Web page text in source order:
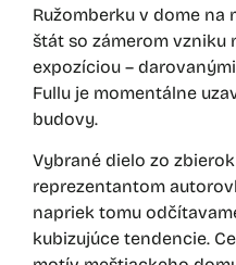
Ružomberku v dome na
štát so zámerom vzniku
expozíciou –
Fullu je momentálne
budovy.
Vybrané dielo zo
reprezentantom
napriek tomu
kubizujúce tendencie.